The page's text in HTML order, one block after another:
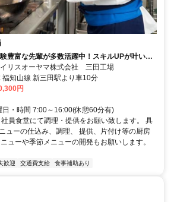
豊富な先輩が多数活躍中！スキルUPが叶いま
リスオーヤマ株式会社 三田工場
福知山線 新三田駅より車10分
円
日・時間 7:00～16:00(休憩60分有)
員食堂にて調理・提供をお願い致します。 具
ューの仕込み、調理、 提供、片付け等の厨房
ューや季節メニューの開発もお願いします。
歓迎 交通費支給 食事補助あり